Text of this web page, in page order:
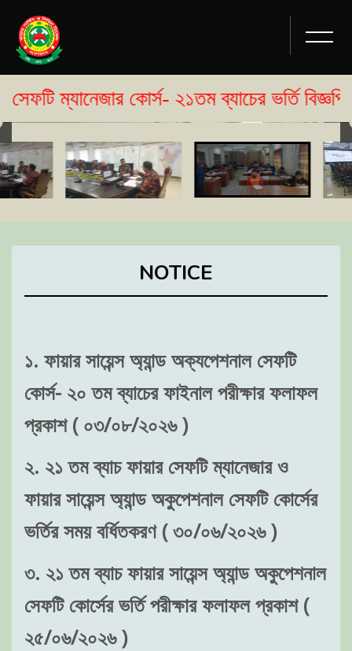
কোর্স- ২১তম ব্যাচের ভর্তি বিজ্ঞপ্তি
NOTICE
১. ফায়ার সায়েন্স অ্যান্ড অক্যপেশনাল সেফটি
কোর্স- ২০ তম ব্যাচের ফাইনাল পরীক্ষার ফলাফল
প্রকাশ ( ০৩/০৮/২০২৬ )
২. ২১ তম ব্যাচ ফায়ার সেফটি ম্যানেজার ও
ফায়ার সায়েন্স অ্যান্ড অকুপেশনাল সেফটি কোর্সের
ভর্তির সময় বর্ধিতকরণ ( ৩০/০৬/২০২৬ )
৩. ২১ তম ব্যাচ ফায়ার সায়েন্স অ্যান্ড অকুপেশনাল
সেফটি কোর্সের ভর্তি পরীক্ষার ফলাফল প্রকাশ (
২৫/০৬/২০২৬ )